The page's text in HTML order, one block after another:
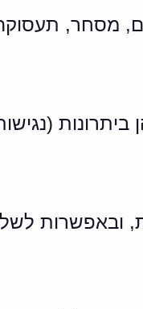
מסחר,
ובאפשרות